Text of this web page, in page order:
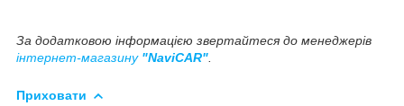
За додатковою інформацією звертайтеся до менеджерів
інтернет-магазину "NaviCAR"
Приховати